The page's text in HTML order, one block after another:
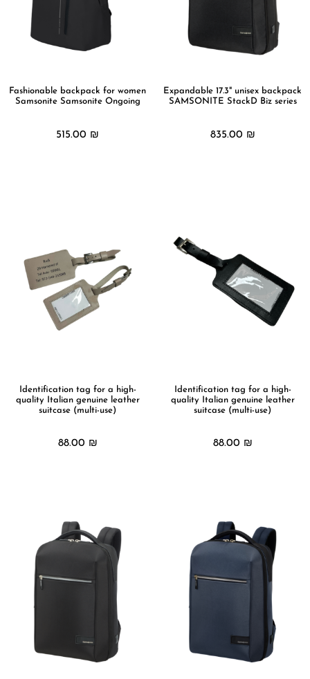
Expandable 17.3" unisex backpack
SAMSONITE StackD Biz series
835.00 ₪
Fashionable backpack for women
Samsonite Samsonite Ongoing
515.00 ₪
Identification tag for a high-
quality Italian genuine leather
suitcase (multi-use)
88.00 ₪
Identification tag for a high-
quality Italian genuine leather
suitcase (multi-use)
88.00 ₪